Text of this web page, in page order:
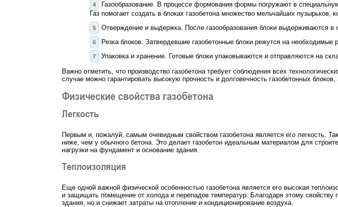
Газообразование. В процессе формования формы погружают в
Газ помогает создать в блоках газобетона множество мельчайших
Отверждение и выдержка. После газообразования блоки выдерживаются
Резка блоков. Затвердевшие газобетонные блоки режутся на
Упаковка и хранение. Готовые блоки упаковываются и отправляются на
Важно отметить, что производство газобетона требует соблюдения всех
случае можно гарантировать высокую прочность и долговечность газобетонных
Физические свойства газобетона
Легкость
Первым и, пожалуй, самым очевидным свойством газобетона является его легкость.
ниже, чем у обычного бетона. Это делает газобетон идеальным материалом для
нагрузки на фундамент и основание здания.
Теплоизоляция
Еще одной важной физической особенностью газобетона является его высокая
и защищать помещение от холода и перепадов температур. Благодаря этому свойству
здания, но и снижает затраты на отопление и кондиционирование воздуха.